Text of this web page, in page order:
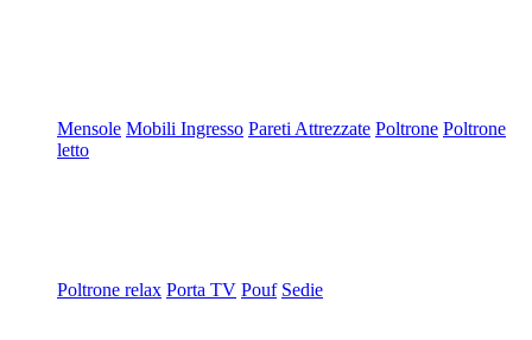
Mensole Mobili Ingresso Pareti Attrezzate Poltrone Poltrone
letto
Poltrone relax Porta TV Pouf Sedie